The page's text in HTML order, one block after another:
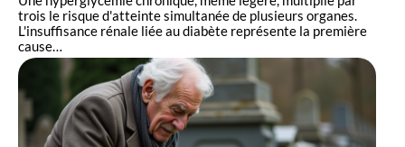
trois le risque d'atteinte simultanée de plusieurs organes.
L'insuffisance rénale liée au diabète représente la première
cause…